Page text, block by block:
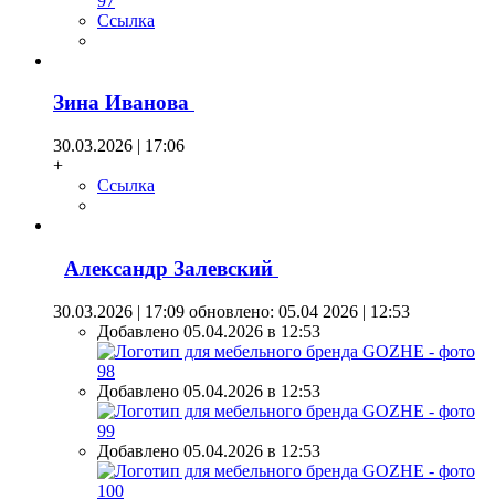
Ссылка
Зина Иванова
30.03.2026 | 17:06
+
Ссылка
Александр Залевский
30.03.2026 | 17:09 обновлено: 05.04 2026 | 12:53
Добавлено 05.04.2026 в 12:53
Добавлено 05.04.2026 в 12:53
Добавлено 05.04.2026 в 12:53